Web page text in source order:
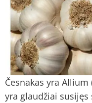
Česnakas yra
yra glaudžiai